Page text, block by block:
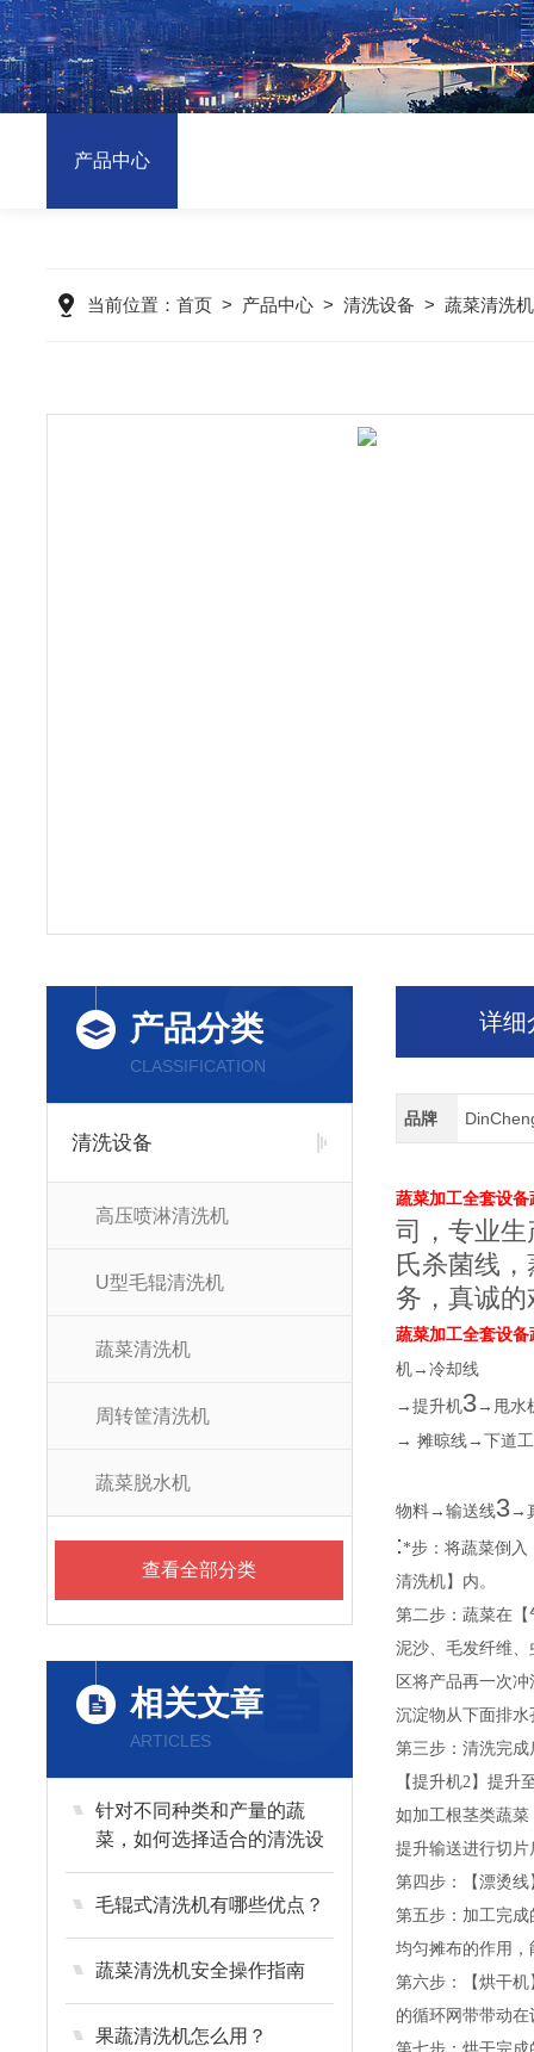
产品中心
当前位置： 首页 > 产品中心 > 清洗设备 > 蔬菜清洗机
产品分类
CLASSIFICATION
清洗设备
高压喷淋清洗机
U型毛辊清洗机
蔬菜清洗机
周转筐清洗机
蔬菜脱水机
查看全部分类
相关文章
ARTICLES
针对不同种类和产量的蔬
菜，如何选择适合的清洗设
备？
毛辊式清洗机有哪些优点？
蔬菜清洗机安全操作指南
果蔬清洗机怎么用？
详细
品牌
蔬菜加工全套设
司，专业
氏杀菌线
务，真诚
蔬菜加工全套设
机→冷却线
→提升机3→ 甩水
→摊晾线→下道
物料→输送线3→
: *步：将蔬菜倒入
清洗机】内。
第二步：蔬菜在
泥沙、毛发纤维
区将产品再一次
沉淀物从下面排
第三步：清洗完
【提升机2】提升
如加工根茎类蔬
提升输送进行切
第四步：【漂烫
第五步：加工完
均匀摊布的作用
第六步：【烘干
的循环网带带动